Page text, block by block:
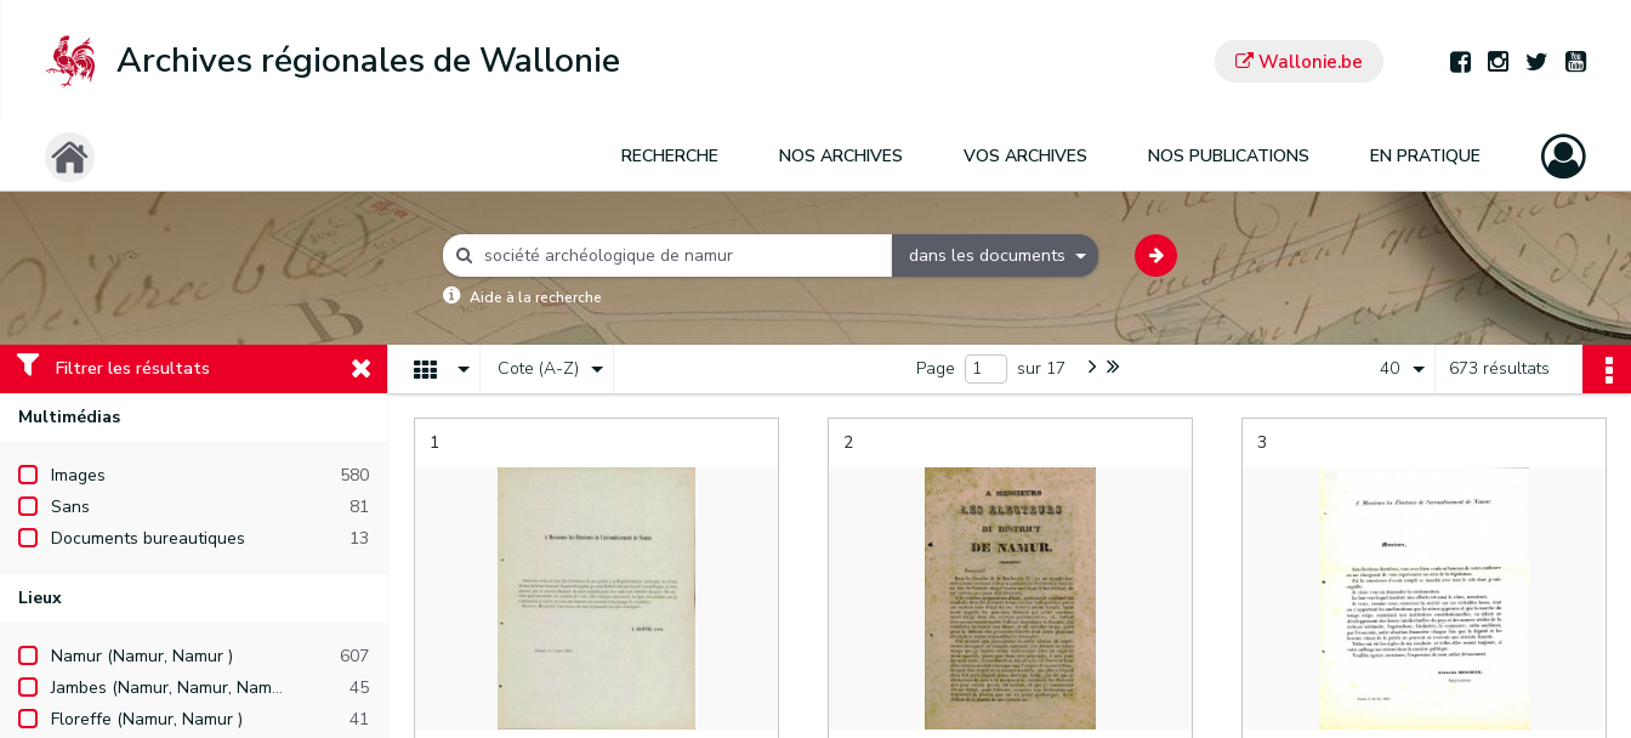
Archives régionales de Wallonie Wallonie.be
RECHERCHE NOS ARCHIVES VOS ARCHIVES NOS PUBLICATIONS EN PRATIQUE
dans les documents
Aide à la recherche
Filtrer les résultats
Multimédias
Images
580
Sans
81
Documents bureautiques
13
Lieux
Namur (Namur, Namur )
607
Jambes (Namur, Namur, Namur )
45
Floreffe (Namur, Namur )
41
Cote (A-Z) Page sur 17 673 résultats
40
1 2 3